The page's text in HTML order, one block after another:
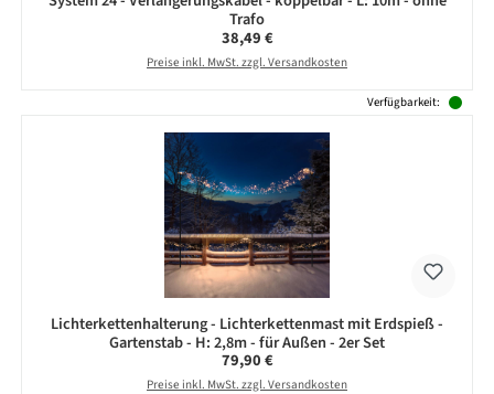
Trafo
Regulärer Preis:
38,49 €
Preise inkl. MwSt. zzgl. Versandkosten
Verfügbarkeit:
Lichterkettenhalterung - Lichterkettenmast mit Erdspieß -
Gartenstab - H: 2,8m - für Außen - 2er Set
Regulärer Preis:
79,90 €
Preise inkl. MwSt. zzgl. Versandkosten